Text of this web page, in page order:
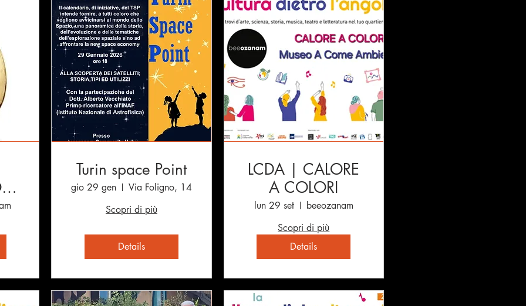
Turin space Point
gio 29 gen
Via Foligno, 14
Scopri di più
Details
LCDA | CALORE
A COLORI
lun 29 set
beeozanam
Scopri di più
Details